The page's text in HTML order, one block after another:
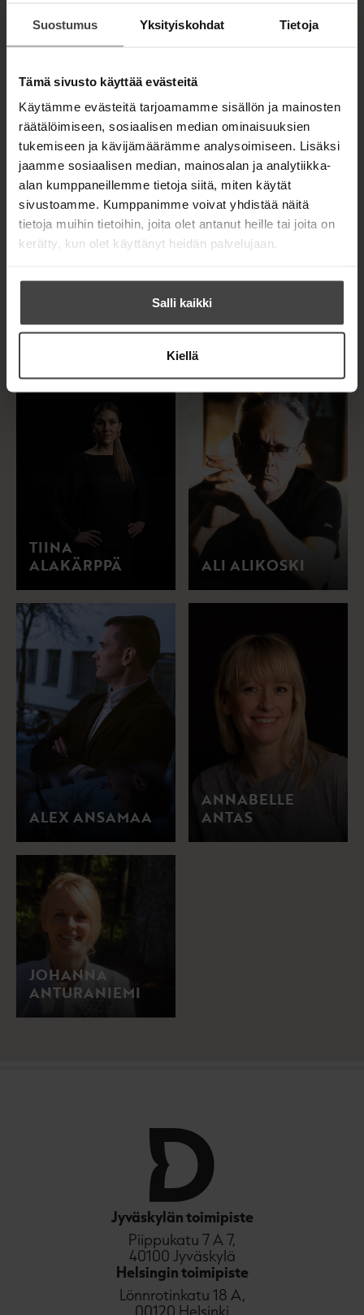
Suostumus Yksityiskohdat Tietoja
Tämä sivusto käyttää evästeitä
Käytämme evästeitä tarjoamamme sisällön ja mainosten
räätälöimiseen, sosiaalisen median ominaisuuksien
tukemiseen ja kävijämäärämme analysoimiseen. Lisäksi
jaamme sosiaalisen median, mainosalan ja analytiikka-
alan kumppaneillemme tietoja siitä, miten käytät
sivustoamme. Kumppanimme voivat yhdistää näitä
tietoja muihin tietoihin, joita olet antanut heille tai joita on
kerätty, kun olet käyttänyt heidän palvelujaan.
Salli kaikki
Kiellä
SINI AHLQVIST
OLLI
AHVENLAHTI
CHARLOTTE AL-
KHALILI
TIINA
ALAKÄRPPÄ
ALI ALIKOSKI
ALEX ANSAMAA
ANNABELLE
ANTAS
JOHANNA
ANTURANIEMI
Jyväskylän toimipiste
Piippukatu 7 A 7,
40100 Jyväskylä
Helsingin toimipiste
Lönnrotinkatu 18 A,
00120 Helsinki